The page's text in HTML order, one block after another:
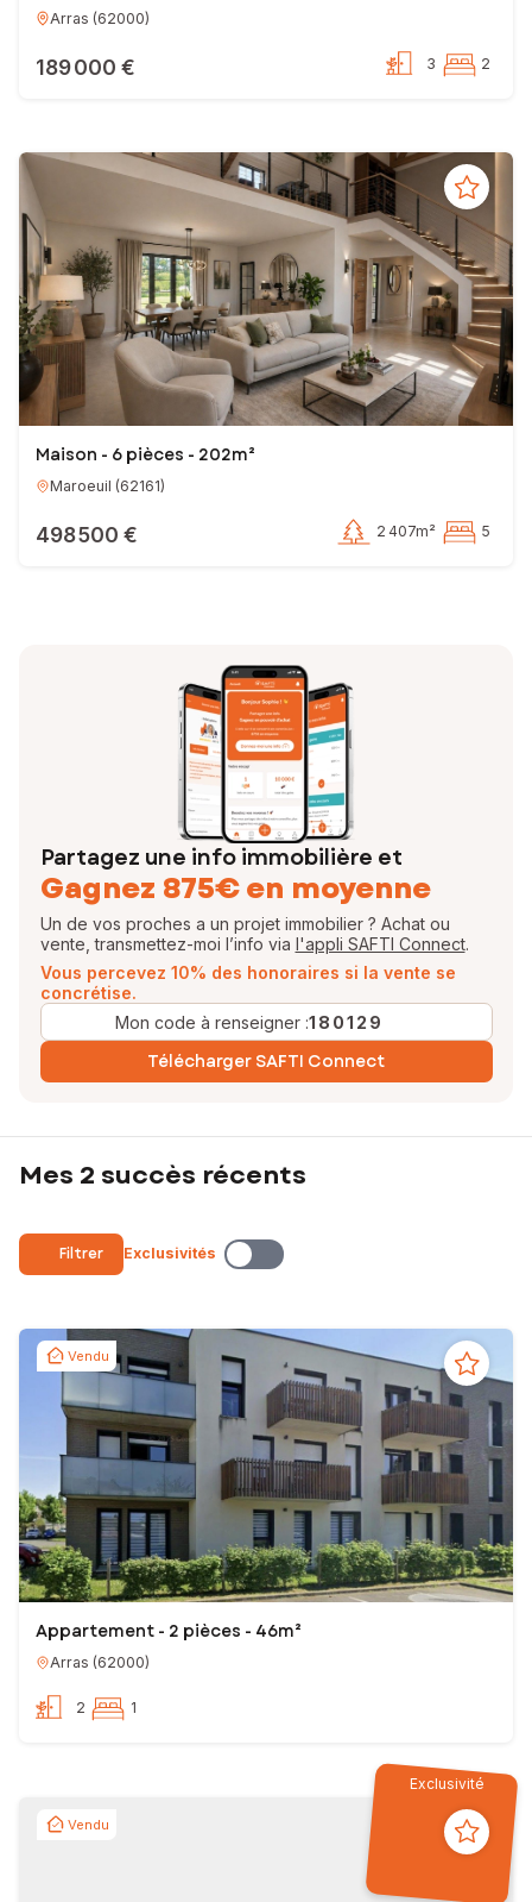
Arras (62000)
189 000 € 3 2
Maison - 6 pièces - 202m²
Maroeuil (62161)
498 500 € 2 407m² 5
Partagez une info immobilière et
Gagnez 875€ en moyenne
Un de vos proches a un projet immobilier ? Achat ou
vente, transmettez-moi l’info via l'appli SAFTI Connect.
Vous percevez 10% des honoraires si la vente se
concrétise.
Mon code à renseigner :180129
Télécharger SAFTI Connect
Mes 2 succès récents
Filtrer Exclusivités
Vendu
Appartement - 2 pièces - 46m²
Arras (62000)
2 1
Exclusivité
Vendu